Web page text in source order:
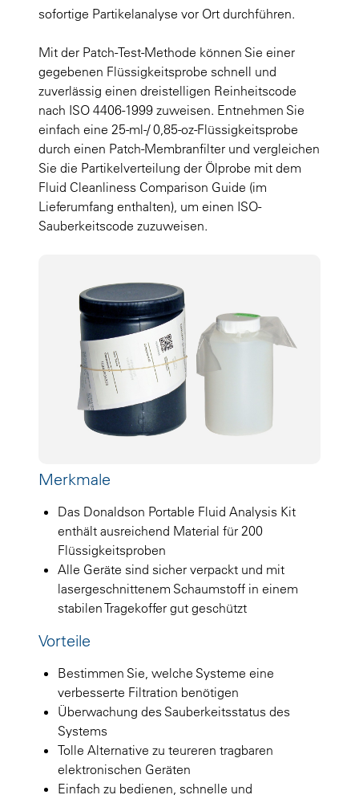
sofortige Partikelanalyse vor Ort durchführen.
Mit der Patch-Test-Methode können Sie einer
gegebenen Flüssigkeitsprobe schnell und
zuverlässig einen dreistelligen Reinheitscode
nach ISO 4406-1999 zuweisen. Entnehmen Sie
einfach eine 25-ml-/ 0,85-oz-Flüssigkeitsprobe
durch einen Patch-Membranfilter und vergleichen
Sie die Partikelverteilung der Ölprobe mit dem
Fluid Cleanliness Comparison Guide (im
Lieferumfang enthalten), um einen ISO-
Sauberkeitscode zuzuweisen.
Merkmale
Das Donaldson Portable Fluid Analysis Kit
enthält ausreichend Material für 200
Flüssigkeitsproben
Alle Geräte sind sicher verpackt und mit
lasergeschnittenem Schaumstoff in einem
stabilen Tragekoffer gut geschützt
Vorteile
Bestimmen Sie, welche Systeme eine
verbesserte Filtration benötigen
Überwachung des Sauberkeitsstatus des
Systems
Tolle Alternative zu teureren tragbaren
elektronischen Geräten
Einfach zu bedienen, schnelle und